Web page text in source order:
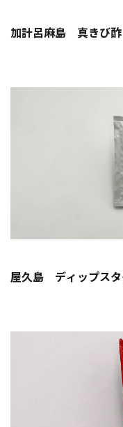
加計呂麻島 真きび酢
屋久島 ディップスタ